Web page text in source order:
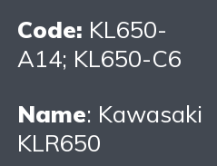
Code: KL650-
A14; KL650-C6
Name: Kawasaki
KLR650